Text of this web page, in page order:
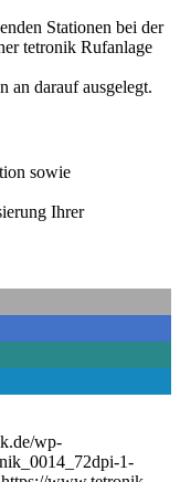
Stationen bei der
tetronik Rufanlage
an darauf ausgelegt.
sowie
Ihrer
wp-
1-